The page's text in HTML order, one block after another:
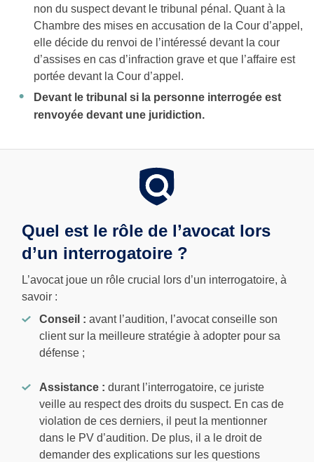
non du suspect devant le tribunal pénal. Quant à la
Chambre des mises en accusation de la Cour d’appel,
elle décide du renvoi de l’intéressé devant la cour
d’assises en cas d’infraction grave et que l’affaire est
portée devant la Cour d’appel.
Devant le tribunal si la personne interrogée est
renvoyée devant une juridiction.
Quel est le rôle de l’avocat lors
d’un interrogatoire ?
L’avocat joue un rôle crucial lors d’un interrogatoire, à
savoir :
Conseil : avant l’audition, l’avocat conseille son
client sur la meilleure stratégie à adopter pour sa
défense ;
Assistance : durant l’interrogatoire, ce juriste
veille au respect des droits du suspect. En cas de
violation de ces derniers, il peut la mentionner
dans le PV d’audition. De plus, il a le droit de
demander des explications sur les questions